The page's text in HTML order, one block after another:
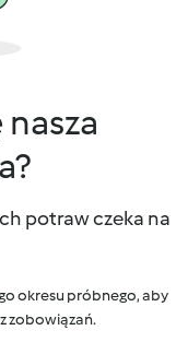
potraw czeka na
okresu próbnego, aby
zobowiązań.